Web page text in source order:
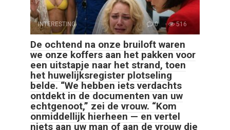
INTERESTING 0 516
De ochtend na onze bruiloft waren
we onze koffers aan het pakken voor
een uitstapje naar het strand, toen
het huwelijksregister plotseling
belde. “We hebben iets verdachts
ontdekt in de documenten van uw
echtgenoot,” zei de vrouw. “Kom
onmiddellijk hierheen — en vertel
niets aan uw man of aan de vrouw die